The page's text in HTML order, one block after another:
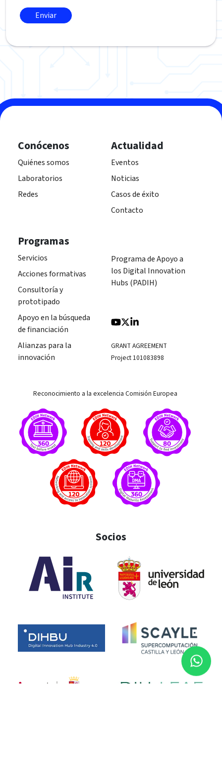
Conócenos
Quiénes somos
Laboratorios
Redes
Actualidad
Eventos
Noticias
Casos de éxito
Contacto
Programas
Servicios
Acciones formativas
Consultoría y
prototipado
Apoyo en la búsqueda
de financiación
Alianzas para la
innovación
Programa de Apoyo a
los Digital Innovation
Hubs (PADIH)
GRANT AGREEMENT
Project 101083898
Reconocimiento a la excelencia Comisión Europea
Socios